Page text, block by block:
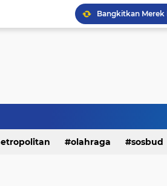
olahraga sosbud